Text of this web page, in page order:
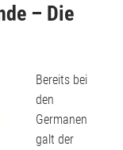
– Die
Bereits bei
den
Germanen
galt der